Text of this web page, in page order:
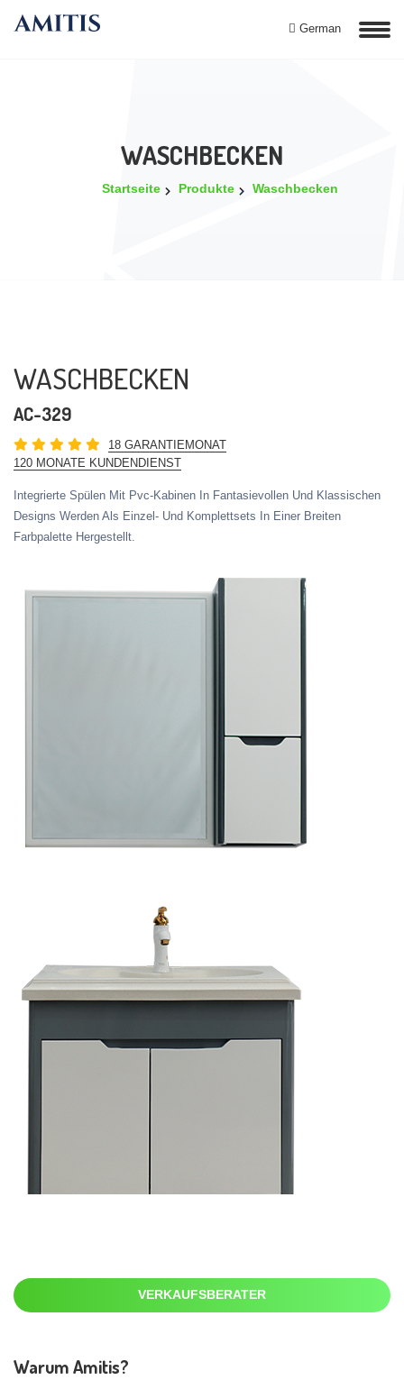
German
WASCHBECKEN
Startseite Produkte Waschbecken
WASCHBECKEN
AC-329
18 GARANTIEMONAT
120 MONATE KUNDENDIENST
Integrierte Spülen Mit Pvc-Kabinen In Fantasievollen Und Klassischen
Designs Werden Als Einzel- Und Komplettsets In Einer Breiten
Farbpalette Hergestellt.
VERKAUFSBERATER
Warum Amitis?